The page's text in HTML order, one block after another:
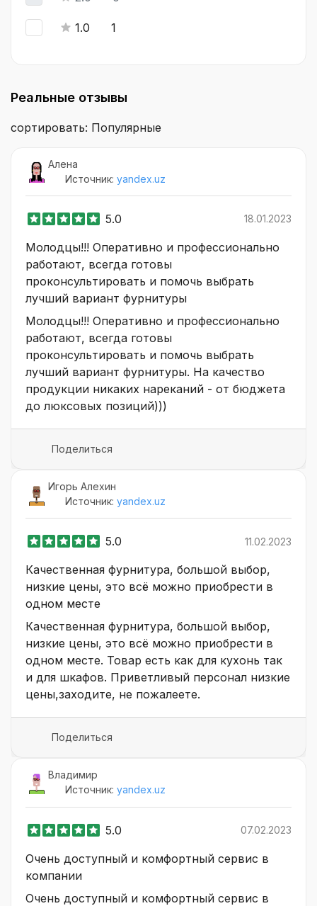
1.0 1
Реальные отзывы
сортировать: Популярные
Алена
Источник: yandex.uz
5.0 18.01.2023
Молодцы!!! Оперативно и профессионально
работают, всегда готовы
проконсультировать и помочь выбрать
лучший вариант фурнитуры
Молодцы!!! Оперативно и профессионально
работают, всегда готовы
проконсультировать и помочь выбрать
лучший вариант фурнитуры. На качество
продукции никаких нареканий - от бюджета
до люксовых позиций)))
Поделиться
Игорь Алехин
Источник: yandex.uz
5.0 11.02.2023
Качественная фурнитура, большой выбор,
низкие цены, это всё можно приобрести в
одном месте
Качественная фурнитура, большой выбор,
низкие цены, это всё можно приобрести в
одном месте. Товар есть как для кухонь так
и для шкафов. Приветливый персонал низкие
цены,заходите, не пожалеете.
Поделиться
Владимир
Источник: yandex.uz
5.0 07.02.2023
Очень доступный и комфортный сервис в
компании
Очень доступный и комфортный сервис в